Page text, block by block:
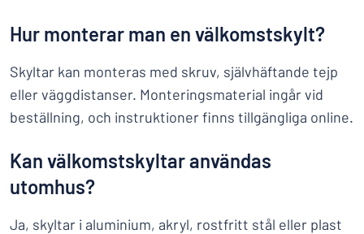
Hur monterar man en välkomstskylt?
Skyltar kan monteras med skruv, självhäftande tejp
eller väggdistanser. Monteringsmaterial ingår vid
beställning, och instruktioner finns tillgängliga online.
Kan välkomstskyltar användas
utomhus?
Ja, skyltar i aluminium, akryl, rostfritt stål eller plast